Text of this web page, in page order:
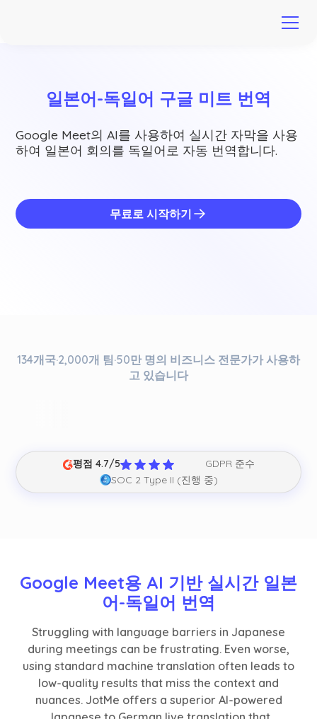
일본어-독일어 구글 미트 번역
Google Meet의 AI를 사용하여 실시간 자막을 사용
하여 일본어 회의를 독일어로 자동 번역합니다.
무료로 시작하기
134개국·2,000개 팀·50만 명의 비즈니스 전문가가 사용하
고 있습니다
평점 4.7/5
GDPR 준수
SOC 2 Type II (진행 중)
Google Meet용 AI 기반 실시간 일본
어-독일어 번역
Struggling with language barriers in Japanese
during meetings can be frustrating. Even worse,
using standard machine translation often leads to
low-quality results that miss the context and
nuances. JotMe offers a superior AI-powered